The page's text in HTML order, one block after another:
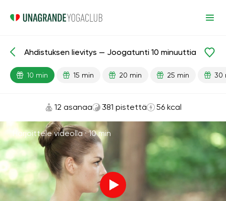
Valmiit oppitunnit Masennus Stressiä lievittävä
Ahdistuksen lievitys — Joogatunti 10 minuuttia
10 min 15 min 20 min 25 min 30
12 asanaa 381 pistettä 56 kcal
Harjoittele videolla ·10 min